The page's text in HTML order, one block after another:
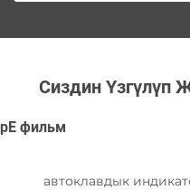
Сиздин
pE фильм
автоклавдык